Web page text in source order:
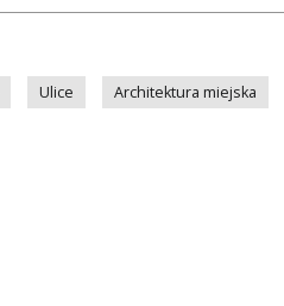
Ulice Architektura miejska